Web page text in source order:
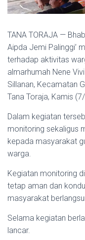
TANA TORAJA —
Aipda Jemi Palinggi’
terhadap aktivitas
almarhumah Nene
Sillanan, Kecamatan
Tana Toraja, Kamis
Dalam kegiatan
monitoring sekaligus
kepada masyarakat
warga.
Kegiatan monitoring
tetap aman dan
masyarakat
Selama kegiatan
lancar.